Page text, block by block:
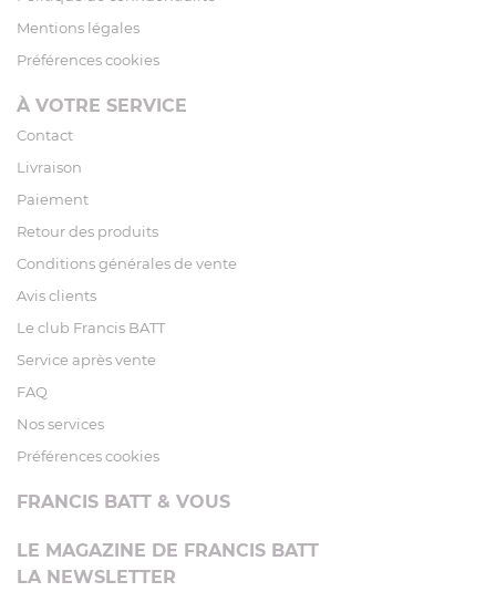
Mentions légales
Préférences cookies
À VOTRE SERVICE
Contact
Livraison
Paiement
Retour des produits
Conditions générales de vente
Avis clients
Le club Francis BATT
Service après vente
FAQ
Nos services
Préférences cookies
FRANCIS BATT & VOUS
LE MAGAZINE DE FRANCIS BATT
LA NEWSLETTER